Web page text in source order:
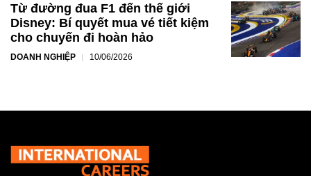
Từ đường đua F1 đến thế giới
Disney: Bí quyết mua vé tiết kiệm
cho chuyến đi hoàn hảo
DOANH NGHIỆP 10/06/2026